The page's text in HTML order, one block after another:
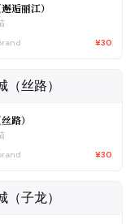
逅丽江）
¥30
路）
¥30